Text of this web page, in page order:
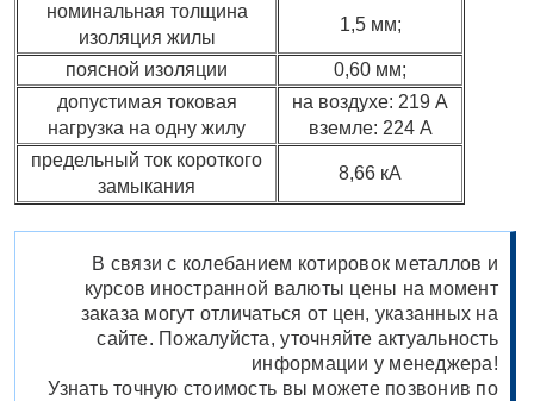
номинальная толщина
изоляция жилы
1,5 мм;
поясной изоляции
0,60 мм;
допустимая токовая
нагрузка на одну жилу
на воздухе: 219 А
вземле: 224 А
предельный ток короткого
замыкания
8,66 кА
В связи с колебанием котировок металлов и
курсов иностранной валюты цены на момент
заказа могут отличаться от цен, указанных на
сайте. Пожалуйста, уточняйте актуальность
информации у менеджера!
Узнать точную стоимость вы можете позвонив по